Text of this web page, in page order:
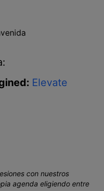
Elevate
con nuestros
agenda eligiendo entre